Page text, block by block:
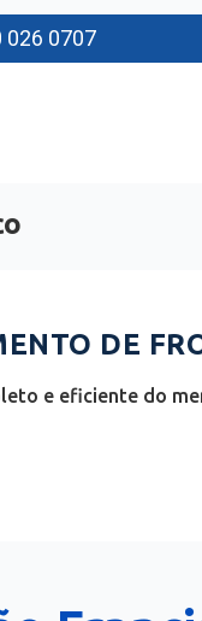
DE
e eficiente do